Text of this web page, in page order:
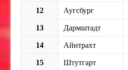
12 Аугсбург
13 Дармштадт
14 Айнтрахт
15 Штутгарт